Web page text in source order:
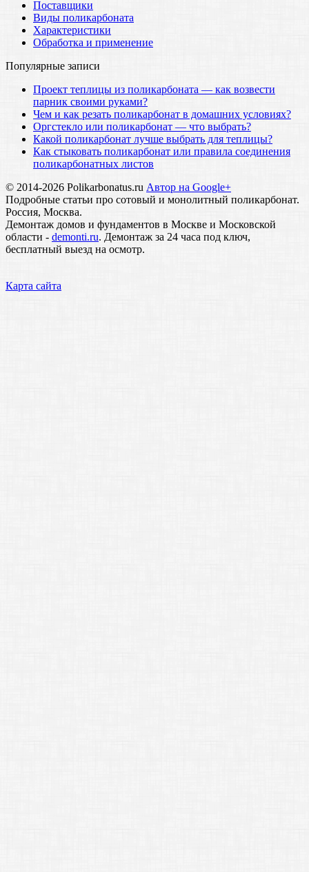
Поставщики
Виды поликарбоната
Характеристики
Обработка и применение
Популярные записи
Проект теплицы из поликарбоната — как возвести
парник своими руками?
Чем и как резать поликарбонат в домашних условиях?
Оргстекло или поликарбонат — что выбрать?
Какой поликарбонат лучше выбрать для теплицы?
Как стыковать поликарбонат или правила соединения
поликарбонатных листов
© 2014-2026 Polikarbonatus.ru Автор на Google+
Подробные статьи про сотовый и монолитный поликарбонат.
Россия, Москва.
Демонтаж домов и фундаментов в Москве и Московской
области - demonti.ru. Демонтаж за 24 часа под ключ,
бесплатный выезд на осмотр.
Карта сайта